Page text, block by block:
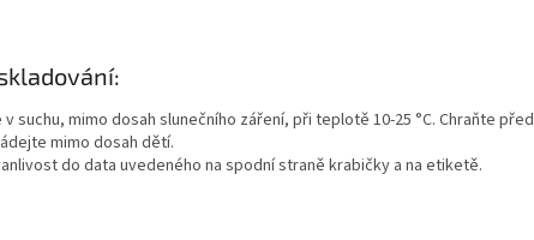
suchu, mimo dosah slunečního záření, při teplotě 10-25 °C. Chraňte před
mimo dosah dětí.
do data uvedeného na spodní straně krabičky a na etiketě.